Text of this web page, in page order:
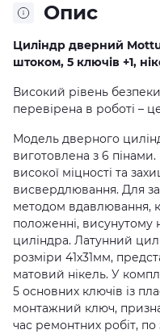
Опис
Циліндр дверний
штоком, 5 ключів +1,
Високий рівень
перевірена в роботі –
Модель дверного
виготовлена з 6
високої міцності та
висвердлювання. Для
методом вдавлювання,
положенні, висунутому
циліндра. Латунний
розміри 41х31мм,
матовий нікель. У
5 основних ключів із
монтажний ключ,
час ремонтних робіт,